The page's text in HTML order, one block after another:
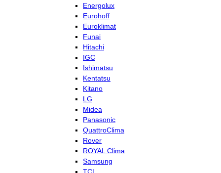
Energolux
Eurohoff
Euroklimat
Funai
Hitachi
IGC
Ishimatsu
Kentatsu
Kitano
LG
Midea
Panasonic
QuattroClima
Rover
ROYAL Clima
Samsung